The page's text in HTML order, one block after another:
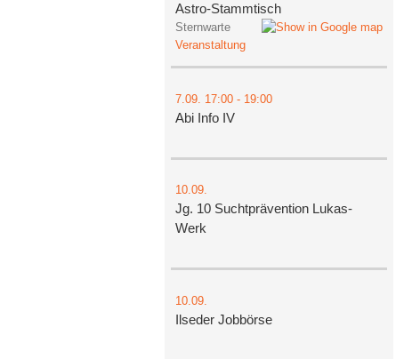
Astro-Stammtisch
Sternwarte
Veranstaltung
7.09. 17:00- 19:00
Abi Info IV
10.09.
Jg. 10 Suchtprävention Lukas-
Werk
10.09.
Ilseder Jobbörse